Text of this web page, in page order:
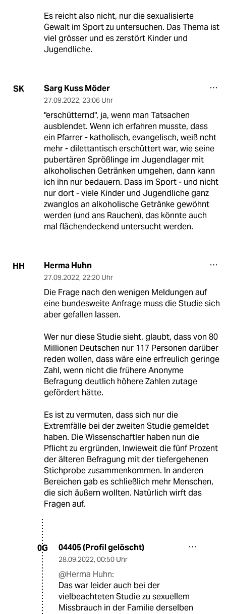
Es reicht also nicht, nur die sexualisierte
Gewalt im Sport zu untersuchen. Das Thema ist
viel grösser und es zerstört Kinder und
Jugendliche.
SK Sarg Kuss Möder
27.09.2022, 23:06 Uhr
"erschütternd", ja, wenn man Tatsachen
ausblendet. Wenn ich erfahren musste, dass
ein Pfarrer - katholisch, evangelisch, weiß ncht
mehr - dilettantisch erschüttert war, wie seine
pubertären Sprößlinge im Jugendlager mit
alkoholischen Getränken umgehen, dann kann
ich ihn nur bedauern. Dass im Sport - und nicht
nur dort - viele Kinder und Jugendliche ganz
zwanglos an alkoholische Getränke gewöhnt
werden (und ans Rauchen), das könnte auch
mal flächendeckend untersucht werden.
HH Herma Huhn
27.09.2022, 22:20 Uhr
Die Frage nach den wenigen Meldungen auf
eine bundesweite Anfrage muss die Studie sich
aber gefallen lassen.
Wer nur diese Studie sieht, glaubt, dass von 80
Millionen Deutschen nur 117 Personen darüber
reden wollen, dass wäre eine erfreulich geringe
Zahl, wenn nicht die frühere Anonyme
Befragung deutlich höhere Zahlen zutage
gefördert hätte.
Es ist zu vermuten, dass sich nur die
Extremfälle bei der zweiten Studie gemeldet
haben. Die Wissenschaftler haben nun die
Pflicht zu ergründen, Inwieweit die fünf Prozent
der älteren Befragung mit der tiefergehenen
Stichprobe zusammenkommen. In anderen
Bereichen gab es schließlich mehr Menschen,
die sich äußern wollten. Natürlich wirft das
Fragen auf.
0G 04405 (Profil gelöscht)
28.09.2022, 00:50 Uhr
@Herma Huhn:
Das war leider auch bei der
vielbeachteten Studie zu sexuellem
Missbrauch in der Familie derselben